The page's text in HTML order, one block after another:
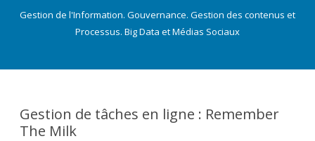
Gestion de l'Information. Gouvernance. Gestion des contenus et
Processus. Big Data et Médias Sociaux
Gestion de tâches en ligne : Remember
The Milk